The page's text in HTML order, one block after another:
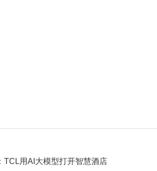
TCL用AI大模型打开智慧酒店